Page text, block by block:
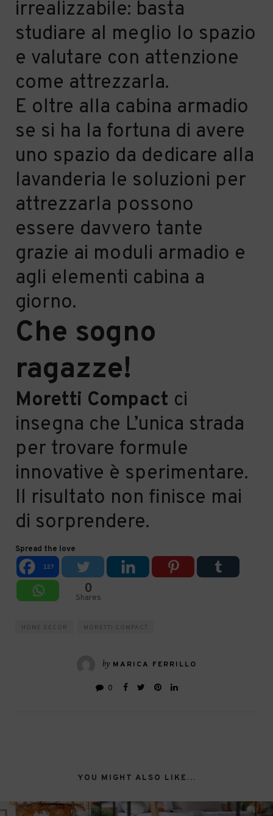
irrealizzabile: basta
studiare al meglio lo spazio
e valutare con attenzione
come attrezzarla.
E oltre alla cabina armadio
se si ha la fortuna di avere
uno spazio da dedicare alla
lavanderia le soluzioni per
attrezzarla possono
essere davvero tante
grazie ai moduli armadio e
agli elementi cabina a
giorno.
Che sogno
ragazze!
Moretti Compact ci
insegna che L’unica strada
per trovare formule
innovative è sperimentare.
Il risultato non finisce mai
di sorprendere.
Spread the love
127
0
Shares
HOME DECOR MORETTI COMPACT
by MARICA FERRILLO
0
YOU MIGHT ALSO LIKE...